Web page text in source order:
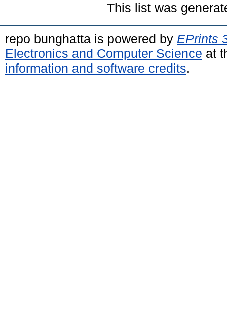
This list was
repo bunghatta is powered by EPrints
Electronics and Computer Science at
information and software credits.